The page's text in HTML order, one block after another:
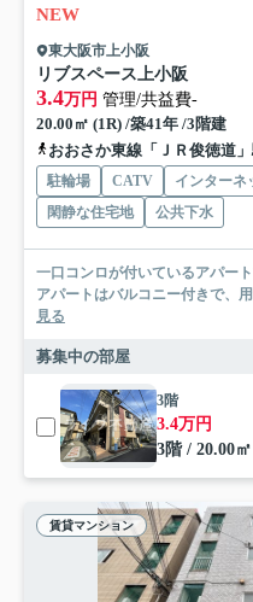
NEW
東大阪市上小阪
リブスペース上小阪
3.4万円 管理/共益費-
20.00㎡ (1R) /築41年 /3階建
おおさか東線「ＪＲ俊徳道
駐輪場 CATV インターネ
閑静な住宅地
公共下水
一口コンロが付いているアパー
アパートはバルコニー付きで、
見る
募集中の部屋
3階
3.4万円
3階 / 20.00
賃貸マンション